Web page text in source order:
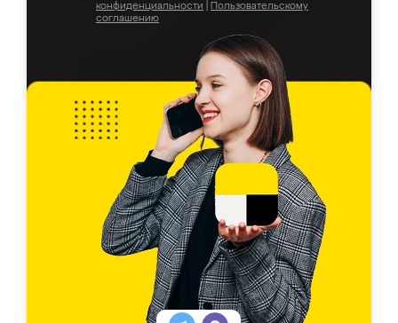
конфиденциальности
Пользовательскому
соглашению